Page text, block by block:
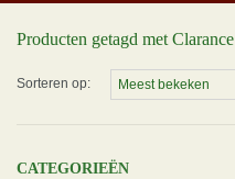
Producten getagd met Clarance
Sorteren op:
CATEGORIEËN